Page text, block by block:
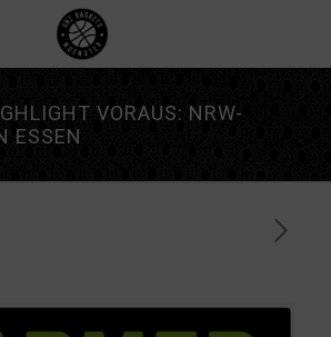
VORAUS: NRW-
ESSEN